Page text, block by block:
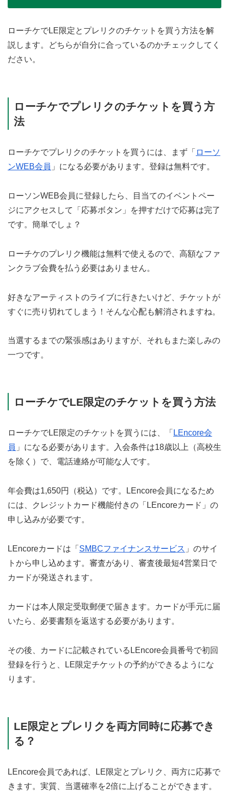
ローチケでLE限定とプレリクのチケットを買う方法を解
説します。どちらが自分に合っているのかチェックしてく
ださい。
ローチケでプレリクのチケットを買う方
法
ローチケでプレリクのチケットを買うには、まず「 ローソ
ンWEB会員 」になる必要があります。登録は無料です。
ローソンWEB会員に登録したら、目当てのイベントペー
ジにアクセスして「応募ボタン」を押すだけで応募は完了
です。簡単でしょ？
ローチケのプレリク機能は無料で使えるので、高額なファ
ンクラブ会費を払う必要はありません。
好きなアーティストのライブに行きたいけど、チケットが
すぐに売り切れてしまう！そんな心配も解消されますね。
当選するまでの緊張感はありますが、それもまた楽しみの
一つです。
ローチケでLE限定のチケットを買う方法
ローチケでLE限定のチケットを買うには、「 LEncore会
員 」になる必要があります。入会条件は18歳以上（高校生
を除く）で、電話連絡が可能な人です。
年会費は1,650円（税込）です。LEncore会員になるため
には、クレジットカード機能付きの「LEncoreカード」の
申し込みが必要です。
LEncoreカードは「 SMBCファイナンスサービス 」のサイ
トから申し込めます。審査があり、審査後最短4営業日で
カードが発送されます。
カードは本人限定受取郵便で届きます。カードが手元に届
いたら、必要書類を返送する必要があります。
その後、カードに記載されているLEncore会員番号で初回
登録を行うと、LE限定チケットの予約ができるようにな
ります。
LE限定とプレリクを両方同時に応募でき
る？
LEncore会員であれば、LE限定とプレリク、両方に応募で
きます。実質、当選確率を2倍に上げることができます。